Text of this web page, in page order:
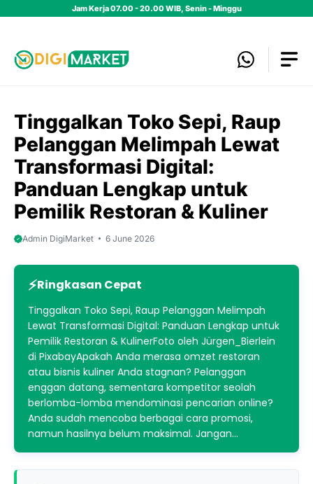
Jam Kerja 07.00 - 20.00 WIB, Senin - Minggu
Tinggalkan Toko Sepi, Raup
Pelanggan Melimpah Lewat
Transformasi Digital:
Panduan Lengkap untuk
Pemilik Restoran & Kuliner
Admin DigiMarket 6 June 2026
Ringkasan Cepat
Tinggalkan Toko Sepi, Raup Pelanggan Melimpah
Lewat Transformasi Digital: Panduan Lengkap untuk
Pemilik Restoran & KulinerFoto oleh Jürgen_Bierlein
di PixabayApakah Anda merasa omzet restoran
atau bisnis kuliner Anda stagnan? Pelanggan
enggan datang, sementara kompetitor seolah
berlomba-lomba mendominasi pencarian online?
Anda sudah mencoba berbagai cara promosi,
namun hasilnya belum maksimal. Jangan…